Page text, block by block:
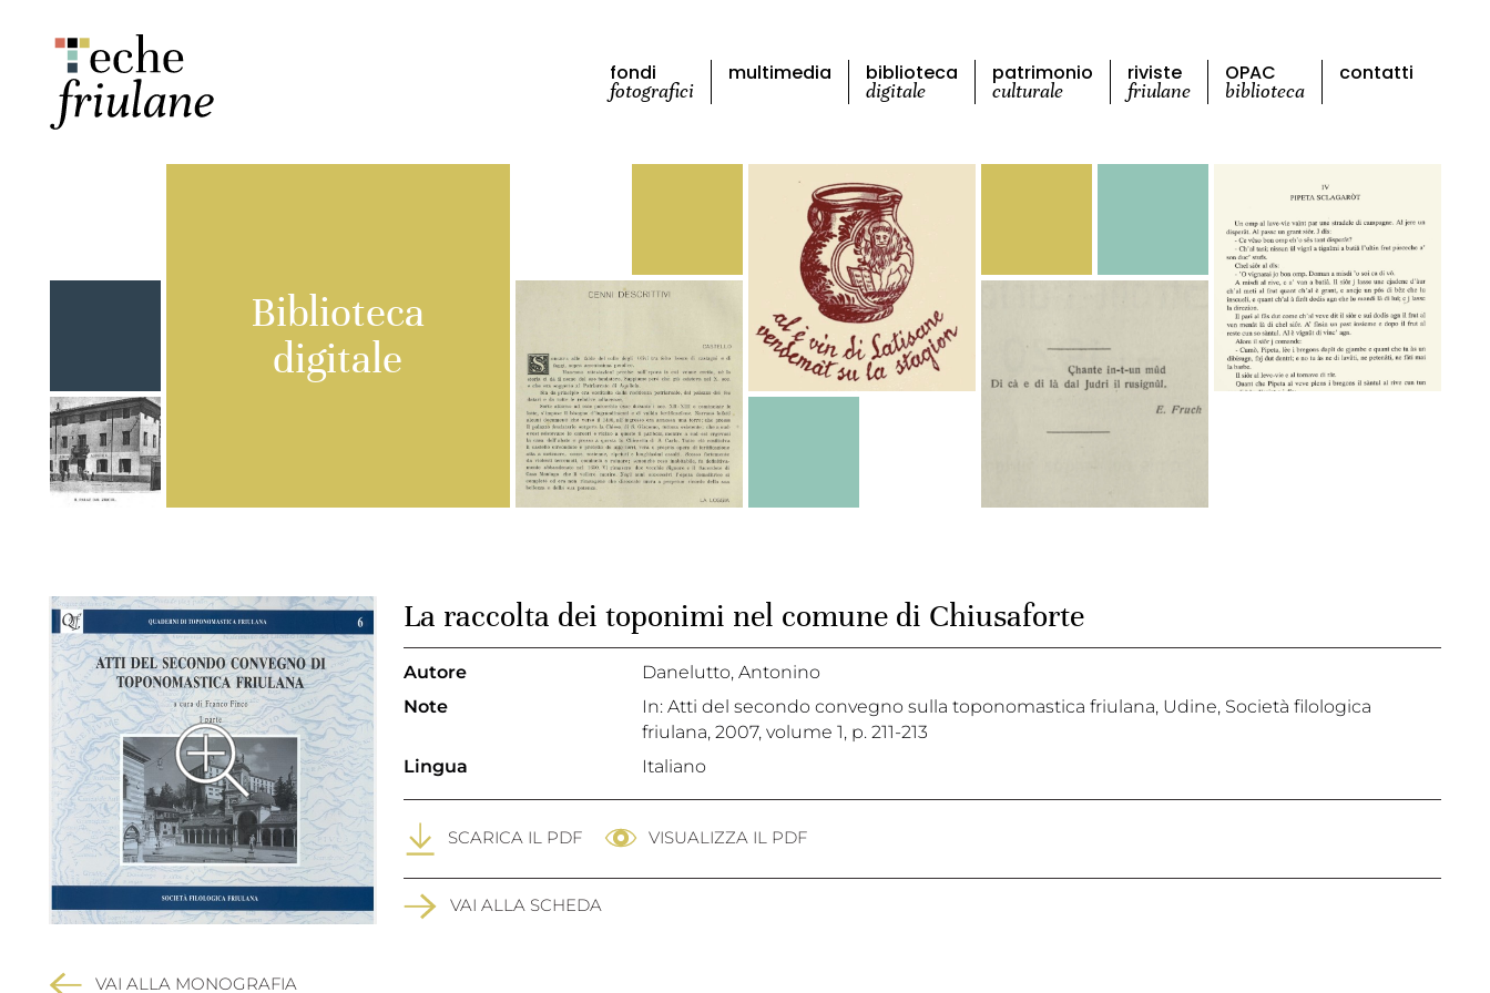
fondi
fotografici
multimedia biblioteca
digitale
patrimonio
culturale
riviste
friulane
OPAC
biblioteca
contatti
Biblioteca
digitale
VAI ALLA MONOGRAFIA
La raccolta dei toponimi nel comune di Chiusaforte
Autore
Danelutto, Antonino
Note
In: Atti del secondo convegno sulla toponomastica friulana, Udine, Società filologica
friulana, 2007, volume 1, p. 211-213
Lingua
Italiano
SCARICA IL PDF VISUALIZZA IL PDF
VAI ALLA SCHEDA